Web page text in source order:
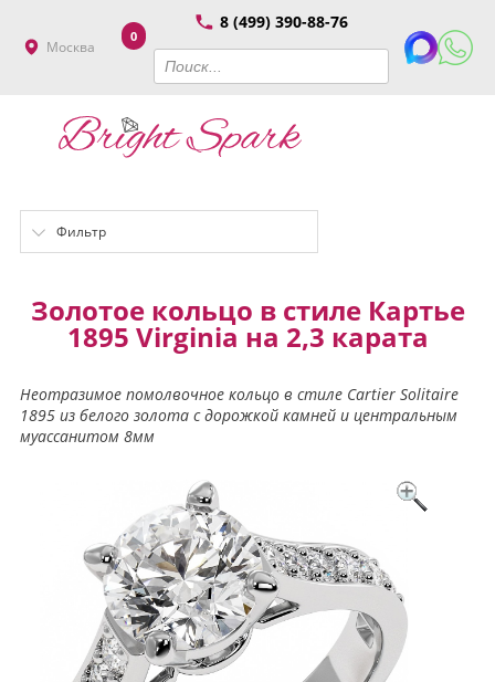
Москва
8 (499) 390-88-76
0
Фильтр
Золотое кольцо в стиле Картье
1895 Virginia на 2,3 карата
Неотразимое помолвочное кольцо в стиле Cartier Solitaire
1895 из белого золота с дорожкой камней и центральным
муассанитом 8мм